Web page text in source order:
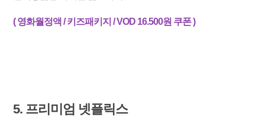
( 영화월정액 / 키즈패키지 / VOD 16.500원 쿠폰 )
5. 프리미엄 넷플릭스